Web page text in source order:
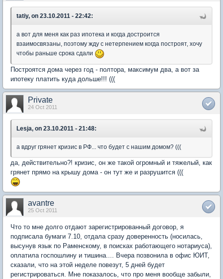
tatiy, on 23.10.2011 - 22:42:
а вот для меня как раз ипотека и когда достроится
взаимосвязаны, поэтому жду с нетерпением когда построят, хочу
чтобы раньше срока сдали
Построятся дома через год - полтора, максимум два, а вот за
ипотеку платить куда дольше!!! (((
Private
24 Oct 2011
Lesja, on 23.10.2011 - 21:48:
а вдруг грянет кризис в РФ... что будет с нашим домом? (((
да, действительно?! кризис, он же такой огромный и тяжелый, как
грянет прямо на крышу дома - он тут же и разрушится (((
avantre
25 Oct 2011
Что то мне долго отдают зарегистрированный договор, я
подписала бумаги 7.10, отдала сразу доверенность (носилась,
высунув язык по Раменскому, в поисках работающего нотариуса),
оплатила госпошлину и тишина.... Вчера позвонила в офис ЮИТ,
сказали, что на этой неделе повезут, 5 дней будет
регистрироваться. Мне показалось, что про меня вообще забыли,